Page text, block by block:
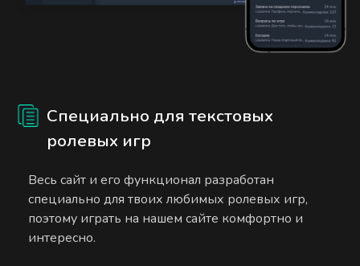
Специально для текстовых
ролевых игр
Весь сайт и его функционал разработан
специально для твоих любимых ролевых игр,
поэтому играть на нашем сайте комфортно и
интересно.